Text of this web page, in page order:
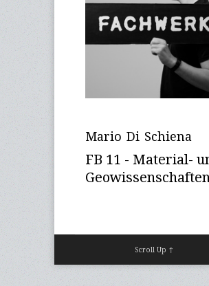
Mario Di Schiena
FB 11 - Material-
Scroll Up ↑